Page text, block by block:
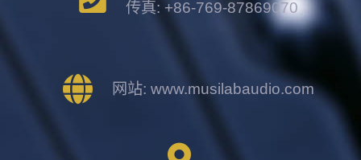
传真: +86-769-87869070
网站: www.musilabaudio.com